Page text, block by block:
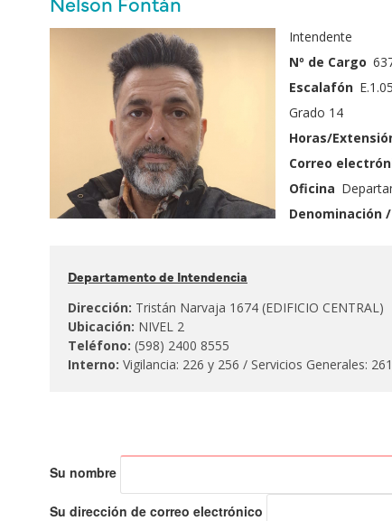
principales
y
Apellido
Intendente
Nº de Cargo
Escalafón E.1.05
Grado 14
Horas/
Correo
Oficina
Denominación
al
Departamento de Intendencia
Dirección: Tristán Narvaja 1674 (EDIFICIO CENTRAL)
Ubicación: NIVEL 2
Teléfono: (598) 2400 8555
Interno: Vigilancia: 226 y 256 / Servicios Generales:
Su nombre
Su dirección de correo electrónico